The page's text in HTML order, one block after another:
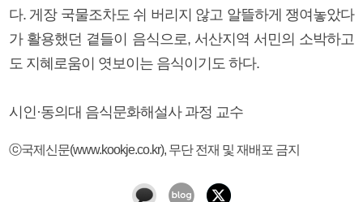
다. 게장 국물조차도 쉬 버리지 않고 알뜰하게 쟁여놓았다
가 활용했던 곁들이 음식으로, 서산지역 서민의 소박하고
도 지혜로움이 엿보이는 음식이기도 하다.
시인·동의대 음식문화해설사 과정 교수
ⓒ국제신문(www.kookje.co.kr), 무단 전재 및 재배포 금지